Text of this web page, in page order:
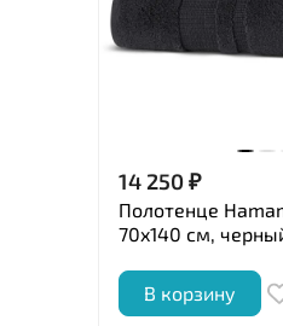
14 250₽
Полотенце
70x140 см,
В корзину